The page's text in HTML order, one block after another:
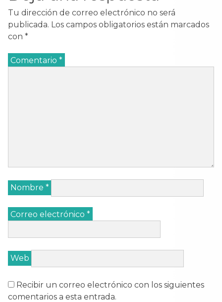
Tu dirección de correo electrónico no será
publicada. Los campos obligatorios están marcados
con *
Comentario *
Nombre *
Correo electrónico *
Web
Recibir un correo electrónico con los siguientes
comentarios a esta entrada.